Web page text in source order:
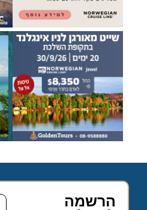
הרשמה